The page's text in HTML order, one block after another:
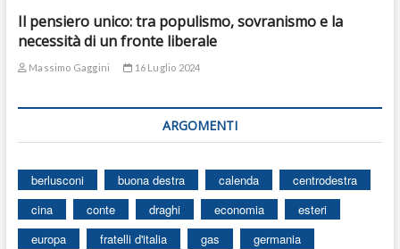
Il pensiero unico: tra populismo, sovranismo e la
necessità di un fronte liberale
Massimo Gaggini 16 Luglio 2024
ARGOMENTI
berlusconi buona destra calenda
centrodestra
cina
conte draghi economia
esteri
europa
fratelli d'italia gas
germania